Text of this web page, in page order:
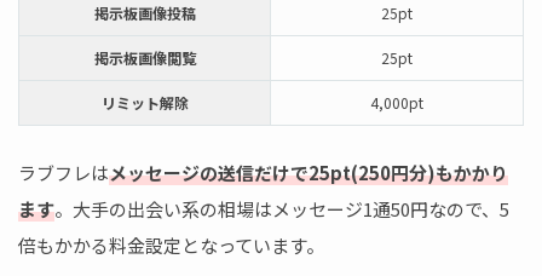
掲示板画像投稿 25pt
掲示板画像閲覧 25pt
リミット解除 4,000pt
ラブフレはメッセージの送信だけで25pt(250円分)もかかり
ます。大手の出会い系の相場はメッセージ1通50円なので、5
倍もかかる料金設定となっています。